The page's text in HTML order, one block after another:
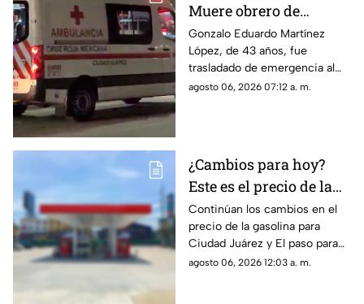
Muere obrero de
maquiladora tras
caerle maquinaria
pesada en Ciudad
Juárez
Gonzalo Eduardo Martínez
López, de 43 años, fue
trasladado de emergencia al
Hospital 66 del IMSS tras
agosto 06, 2026 07:12 a. m.
¿Cambios para hoy?
Este es el precio de la
gasolina para Ciudad
Juárez y El Paso
Continúan los cambios en el
precio de la gasolina para
Ciudad Juárez y El paso para
hoy, 6 de agosto
agosto 06, 2026 12:03 a. m.